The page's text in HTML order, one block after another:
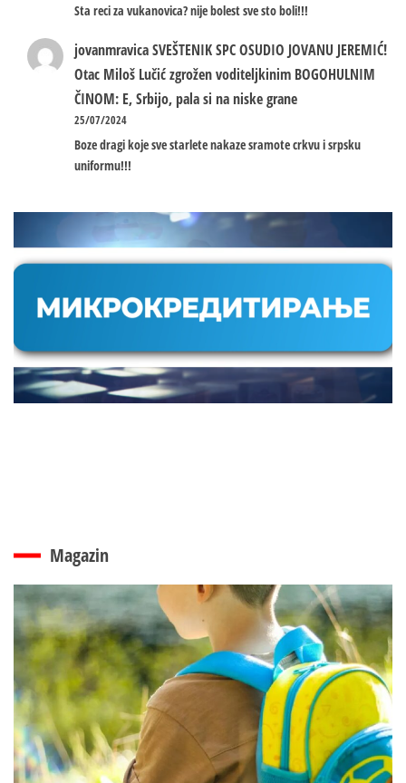
Sta reci za vukanovica? nije bolest sve sto boli!!!
jovanmravicaSVEŠTENIK SPC OSUDIO JOVANU JEREMIĆ!
Otac Miloš Lučić zgrožen voditeljkinim BOGOHULNIM
ČINOM: E, Srbijo, pala si na niske grane
25/07/2024
Boze dragi koje sve starlete nakaze sramote crkvu i srpsku
uniformu!!!
Magazin